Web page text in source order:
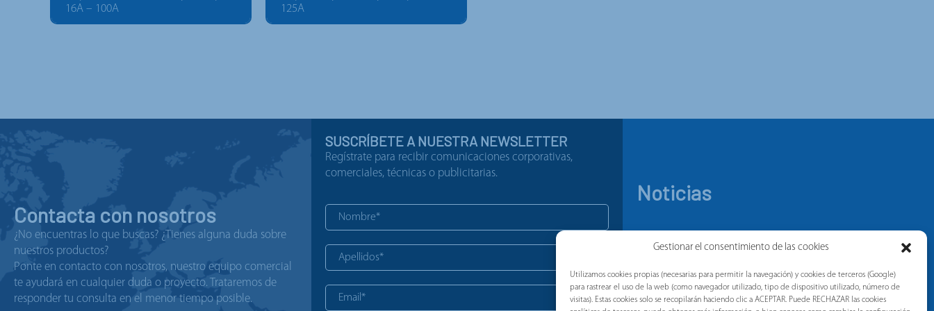
Gestionar el consentimiento de las cookies
Utilizamos cookies propias (necesarias para permitir la navegación) y cookies de terceros (Google)
para rastrear el uso de la web (como navegador utilizado, tipo de dispositivo utilizado, número de
visitas). Estas cookies solo se recopilarán haciendo clic a ACEPTAR. Puede RECHAZAR las cookies
16A – 100A
125A
Contacta con nosotros
¿No encuentras lo que buscas? ¿Tienes alguna duda sobre
nuestros productos?
Ponte en contacto con nosotros, nuestro equipo comercial
te ayudará en cualquier duda o proyecto. Trataremos de
responder tu consulta en el menor tiempo posible.
SUSCRÍBETE A NUESTRA NEWSLETTER
Regístrate para recibir comunicaciones corporativas,
comerciales, técnicas o publicitarias.
Noticias